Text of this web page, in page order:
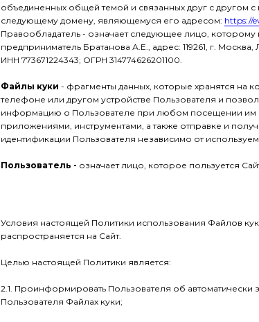
объединенных общей темой и связанных друг с другом
следующему домену, являющемуся его адресом: https://
Правообладатель - означает следующее лицо, которому
предприниматель Братанова А.Е., адрес: 119261, г.
ИНН 773671224343; ОГРН 314774626201100.
Файлы куки - фрагменты данных, которые хранятся на
телефоне или другом устройстве Пользователя и
информацию о Пользователе при любом посещении им
приложениями, инструментами, а также отправке и
идентификации Пользователя независимо от
Пользователь - означает лицо, которое пользуется
Условия настоящей Политики использования Файлов
распространяется на Сайт.
Целью настоящей Политики является:
2.1. Проинформировать Пользователя об автоматически
Пользователя Файлах куки;